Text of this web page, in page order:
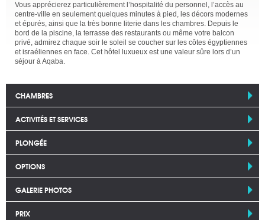
Vous apprécierez particulièrement l’hospitalité du personnel, l’accès au
centre-ville en seulement quelques minutes à pied, les décors modernes
et épurés, ainsi que la très bonne literie dans les chambres. Depuis le
bord de la piscine, la terrasse des restaurants ou même votre balcon
privé, admirez chaque soir le soleil se coucher sur les côtes égyptiennes
et israéliennes en face. Cet hôtel luxueux est une valeur sûre lors d’un
séjour à Aqaba.
CHAMBRES
ACTIVITÉS ET SERVICES
PLONGÉE
OPTIONS
GALERIE PHOTOS
PRIX